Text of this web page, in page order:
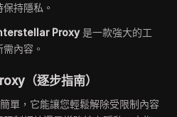
持隱私。
Proxy是一款強大的工
內容。
（逐步指南）
單，它能讓您輕鬆解除受限制內容